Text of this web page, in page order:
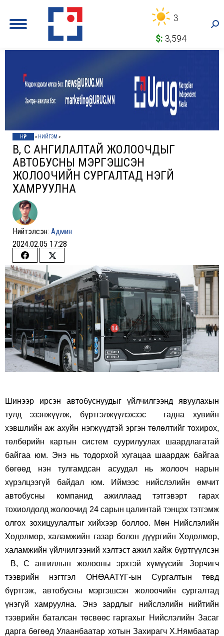
3
$: 3,594
НҮҮР » НИЙГЭМ »
В, С АНГИЛАЛТАЙ ЖОЛООЧДЫГ
АВТОБУСНЫ МЭРГЭШСЭН
ЖОЛООЧИЙН СУРГАЛТАД ҮНЭГҮЙ
ХАМРУУЛНА
Нийтэлсэн: Админ
2024.02.05 17:28
Share
on
Facebook
Share
on
Twitter
Шинээр ирсэн автобуснуудыг үйлчилгээнд явуулахын
тулд эзэнжүүлж, бүртгэлжүүлэхээс гадна хувийн
хэвшлийн аж ахуйн нэгжүүдтэй эргэн төлөлтийг тохирох,
төлбөрийн картын систем суурилуулах шаардлагатай
байгаа юм. Энэ нь тодорхой хугацаа шаардаж байгаа
бөгөөд нэн тулгамдсан асуудал нь жолооч нарын
хүрэлцээгүй байдал юм. Иймээс нийслэлийн өмчит
автобусны компанид ажиллаад тэтгэвэрт гарах
тохиолдолд жолоочид 24 сарын цалинтай тэнцэх тэтгэмж
олгох зохицуулалтыг хийхээр боллоо. Мөн Нийслэлийн
Хөдөлмөр, халамжийн газар болон дүүргийн Хөдөлмөр,
халамжийн үйлчилгээний хэлтэст ажил хайж бүртгүүлсэн
В, С ангиллын жолооны эрхтэй хүмүүсийг Зорчигч
тээврийн нэгтгэл ОНӨААТҮГ-ын Сургалтын төвд
бүртгэж, автобусны мэргэшсэн жолоочийн сургалтад
үнэгүй хамруулна. Энэ зардлыг нийслэлийн нийтийн
тээврийн баталсан төсвөөс гаргахыг Нийслэлийн Засаг
дарга бөгөөд Улаанбаатар хотын Захирагч Х.Нямбаатар